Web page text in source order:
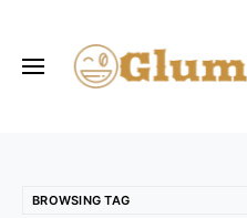
BROWSING TAG